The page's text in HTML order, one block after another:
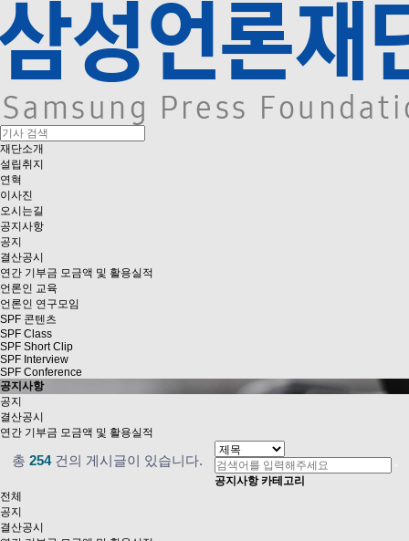
재단소개
설립취지
연혁
이사진
오시는길
공지사항
공지
결산공시
연간 기부금 모금액 및 활용실적
언론인 교육
언론인 연구모임
SPF 콘텐츠
SPF Class
SPF Short Clip
SPF Interview
SPF Conference
공지사항
공지
결산공시
연간 기부금 모금액 및 활용실적
총 254건의 게시글이 있습니다.
공지사항 카테고리
전체
공지
결산공시